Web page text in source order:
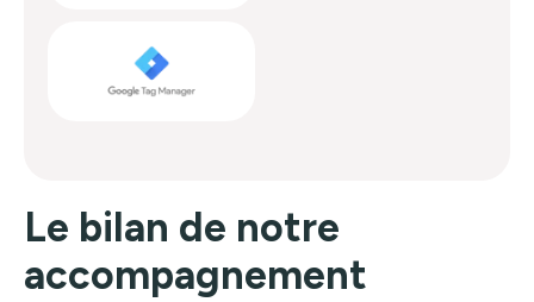
Le bilan de notre
accompagnement